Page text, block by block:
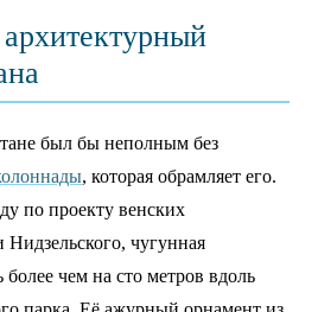
был бы неполным без
, которая обрамляет его.
по проекту венских
чугунная
более чем на сто метров вдоль